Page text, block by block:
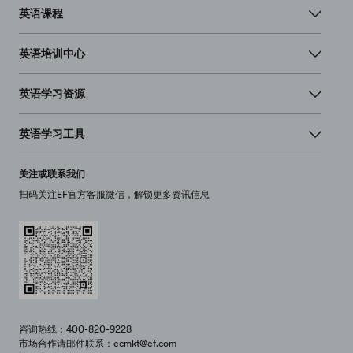
英语课程
英语培训中心
英语学习资源
英语学习工具
关注或联系我们
扫码关注EF官方客服微信，解锁更多资讯信息
咨询热线：400-820-9228
市场合作请邮件联系：ecmkt@ef.com